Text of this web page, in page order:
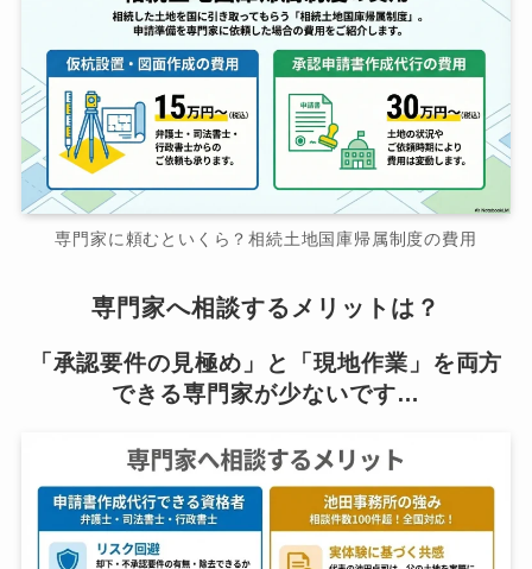
専門家に頼むといくら？相続土地国庫帰属制度の費用
専門家へ相談するメリットは？
「承認要件の見極め」と「現地作業」を両方
できる専門家が少ないです…